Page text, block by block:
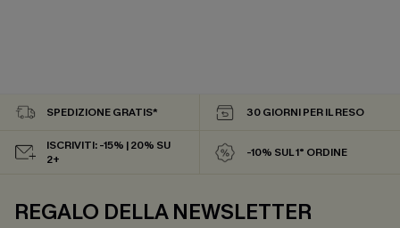
SPEDIZIONE GRATIS* 30 GIORNI PER IL RESO
ISCRIVITI: -15% | 20% SU
2+
-10% SUL 1° ORDINE
REGALO DELLA NEWSLETTER